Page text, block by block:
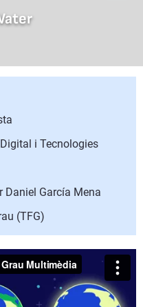
i Tecnologies
Daniel García Mena
(TFG)